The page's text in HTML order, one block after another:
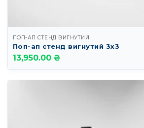
ПОП-АП СТЕНД ВИГНУТИЙ
Поп-ап стенд вигнутий 3х3
13,950.00 ₴